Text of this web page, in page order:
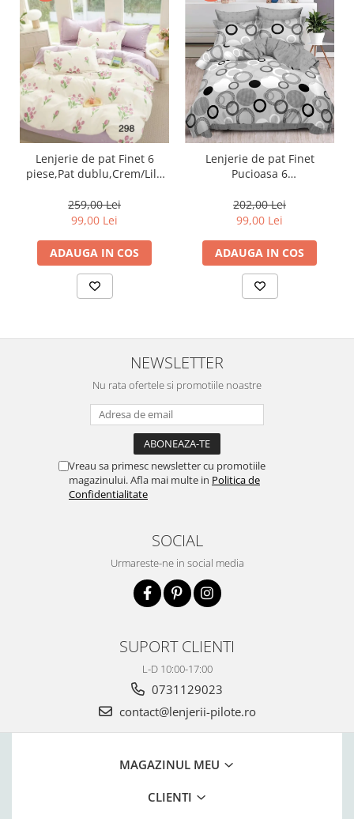
Lenjerie de pat Finet 6
piese,Pat dublu,Crem/Lila
259,00 Lei
99,00 Lei
ADAUGA IN COS
Lenjerie de pat Finet
Pucioasa 6
202,00 Lei
99,00 Lei
ADAUGA IN COS
NEWSLETTER
Nu rata ofertele si promotiile noastre
Vreau sa primesc newsletter cu promotiile
magazinului. Afla mai multe in Politica de
Confidentialitate
SOCIAL
Urmareste-ne in social media
SUPORT CLIENTI
L-D 10:00-17:00
0731129023
contact@lenjerii-pilote.ro
MAGAZINUL MEU
CLIENTI